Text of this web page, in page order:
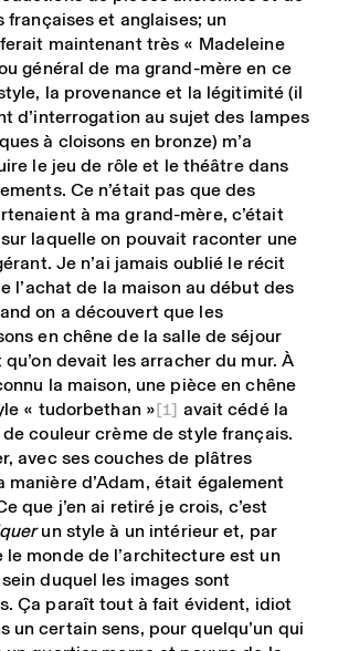
françaises et anglaises; un
maintenant très « Madeleine
général de ma grand-mère en ce
la provenance et la légitimité (il
d’interrogation au sujet des lampes
à cloisons en bronze) m’a
le jeu de rôle et le théâtre dans
Ce n’était pas que des
à ma grand-mère, c’était
laquelle on pouvait raconter une
Je n’ai jamais oublié le récit
l’achat de la maison au début des
on a découvert que les
en chêne de la salle de séjour
devait les arracher du mur. À
la maison, une pièce en chêne
« tudorbethan »[1] avait cédé la
couleur crème de style français.
avec ses couches de plâtres
manière d’Adam, était également
que j’en ai retiré je crois, c’est
un style à un intérieur et, par
monde de l’architecture est un
duquel les images sont
Ça paraît tout à fait évident, idiot
un certain sens, pour quelqu’un qui